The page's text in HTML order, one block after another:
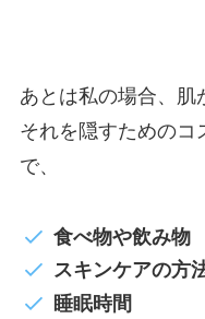
あとは私の場合、肌
それを隠すためのコ
で、
食べ物や飲み物
スキンケアの方
睡眠時間